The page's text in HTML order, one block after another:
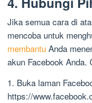
Jika semua cara di
mencoba untuk
membantu Anda
akun Facebook Anda.
1. Buka laman
https://